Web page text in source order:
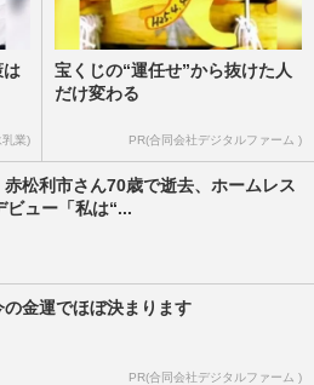
は
乳業)
宝くじの“運任せ”から抜けた人
だけ変わる
PR(合同会社デジタルファーム )
赤松利市さん70歳で逝去、ホームレス
ビュー「私は“...
金運でほぼ決まります
PR(合同会社デジタルファーム )